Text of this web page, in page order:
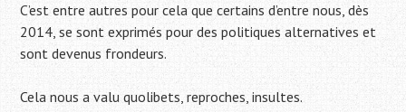
C’est entre autres pour cela que certains d’entre nous, dès
2014, se sont exprimés pour des politiques alternatives et
sont devenus frondeurs.
Cela nous a valu quolibets, reproches, insultes.